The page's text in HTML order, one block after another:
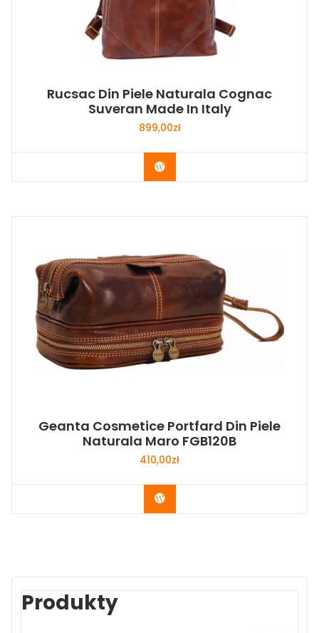
Rucsac Din Piele Naturala Cognac
Suveran Made In Italy
899,00zł
Buy Now
Geanta Cosmetice Portfard Din Piele
Naturala Maro FGB120B
410,00zł
Buy Now
Produkty